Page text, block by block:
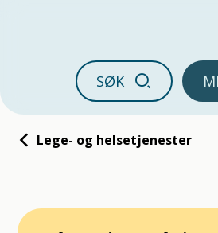
SØK
Du er her:
Lege- og helsetjenester